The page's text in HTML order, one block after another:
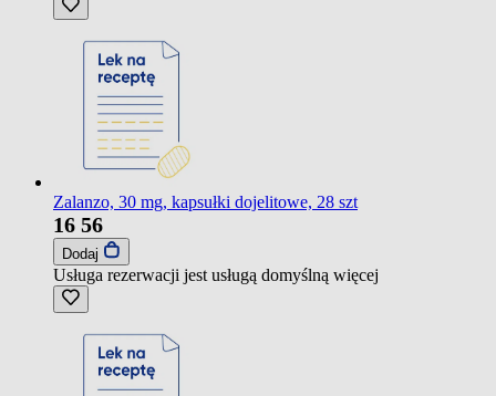
Zalanzo, 30 mg, kapsułki dojelitowe, 28 szt
16 56
Dodaj
Usługa rezerwacji jest usługą domyślną więcej